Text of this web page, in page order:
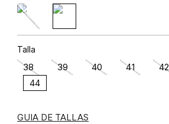
Talla
38 39 40 41 42
44
GUIA DE TALLAS